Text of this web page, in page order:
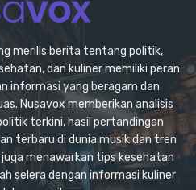
merilis berita tentang politik,
dan kuliner memiliki peran
informasi yang beragam dan
Nusavox memberikan analisis
terkini, hasil pertandingan
terbaru di dunia musik dan tren
menawarkan tips kesehatan
selera dengan informasi kuliner